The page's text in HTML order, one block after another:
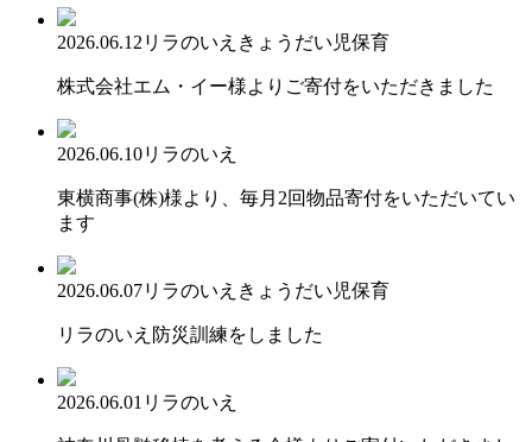
2026.06.12 リラのいえ きょうだい児保育
株式会社エム・イー様よりご寄付をいただきました
2026.06.10リラのいえ
東横商事(株)様より、毎月2回物品寄付をいただいてい
ます
2026.06.07リラのいえ きょうだい児保育
リラのいえ防災訓練をしました
2026.06.01 リラのいえ